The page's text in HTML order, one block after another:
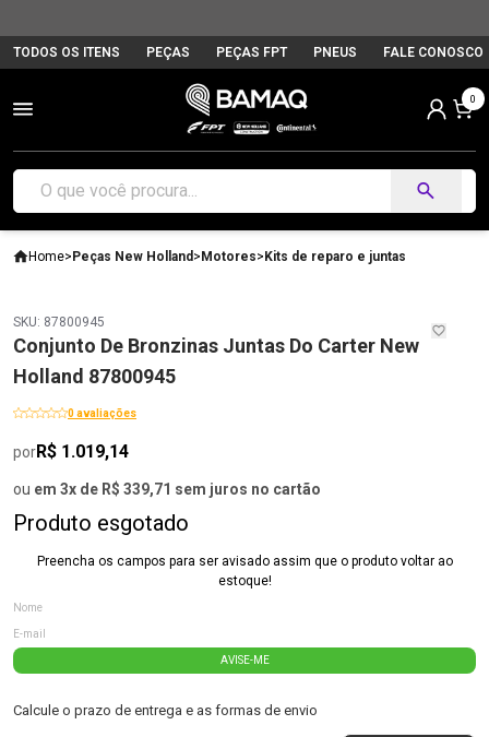
TODOS OS ITENS PEÇAS PEÇAS FPT PNEUS FALE CONOSCO
0
Home>Peças New Holland >Motores>Kits de reparo e juntas
SKU: 87800945
Conjunto De Bronzinas Juntas Do Carter New
Holland 87800945
0 avaliações
porR$ 1.019,14
ou em 3x de R$ 339,71 sem juros no cartão
Produto esgotado
Preencha os campos para ser avisado assim que o produto voltar ao
estoque!
AVISE-ME
Calcule o prazo de entrega e as formas de envio